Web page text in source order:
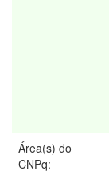
Área(s) do
CNPq: